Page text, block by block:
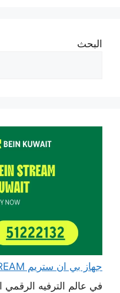
البحث
جهاز بي ان ستريم beIN STREAM الكويت مع اشتراك
في عالم الترفيه الرقمي